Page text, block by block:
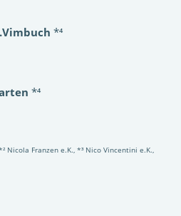
*⁴
*⁴
Nicola Franzen e.K., *³ Nico Vincentini e.K.,